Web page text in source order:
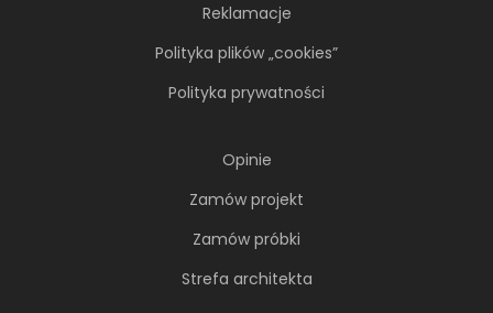
Soft minimalizm z duszą. 65-
metrowe mieszkanie projektu AVO
Architekci
chłodnej, zachowawczej estetyce. Nawet
Reklamacje
Polityka plików „cookies”
Polityka prywatności
Opinie
Zamów projekt
Zamów próbki
Strefa architekta